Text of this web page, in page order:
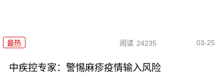
最热 阅读 24235 03-25
中疾控专家：警惕麻疹疫情输入风险